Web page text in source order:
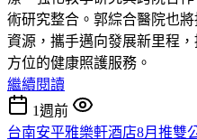
術研究整合。郭綜合醫院也
資源，攜手邁向發展新里程
方位的健康照護服務。
繼續閱讀
1週前
台南安平雅樂軒酒店8月推雙